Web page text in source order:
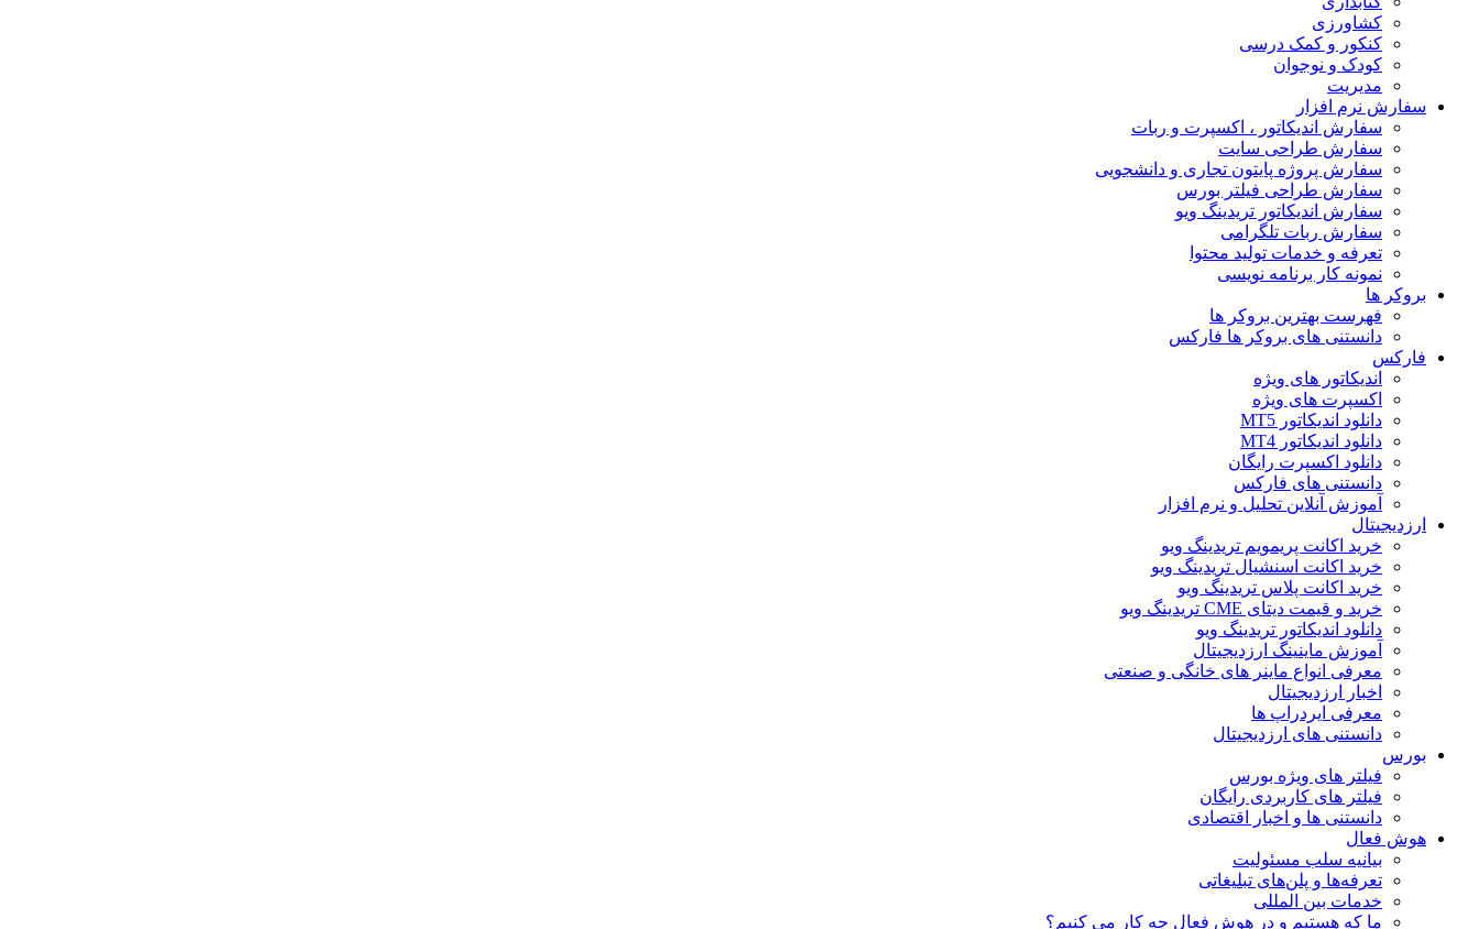
کشاورزی
کنکور و کمک‌ درسی
کودک و نوجوان
مدیریت
سفارش نرم افزار
سفارش اندیکاتور ، اکسپرت و ربات
سفارش طراحی سایت
سفارش پروژه پایتون تجاری و دانشجویی
سفارش طراحی فیلتر بورس
سفارش اندیکاتور تریدینگ ویو
سفارش ربات تلگرامی
تعرفه و خدمات تولید محتوا
نمونه کار برنامه نویسی
بروکر ها
فهرست بهترین بروکر ها
دانستنی های بروکر ها فارکس
فارکس
اندیکاتور های ویژه
اکسپرت های ویژه
دانلود اندیکاتور MT5
دانلود اندیکاتور MT4
دانلود اکسپرت رایگان
دانستنی های فارکس
آموزش آنلاین تحلیل و نرم افزار
ارزدیجیتال
خرید اکانت پریمویم تریدینگ ویو
خرید اکانت اسنشیال تریدینگ ویو
خرید اکانت پلاس تریدینگ ویو
خرید و قیمت دیتای CME تریدینگ ویو
دانلود اندیکاتور تریدینگ ویو
آموزش ماینینگ ارزدیجیتال
معرفی انواع ماینر های خانگی و صنعتی
اخبار ارزدیجیتال
معرفی ایردراپ ها
دانستنی های ارزدیجیتال
بورس
فیلتر های ویژه بورس
فیلتر های کاربردی رایگان
دانستنی ها و اخبار اقتصادی
هوش فعال
بیانیه سلب مسئولیت
تعرفه‌ها و پلن‌های تبلیغاتی
خدمات بین المللی
ما که هستیم و در هوش فعال چه کار می کنیم؟